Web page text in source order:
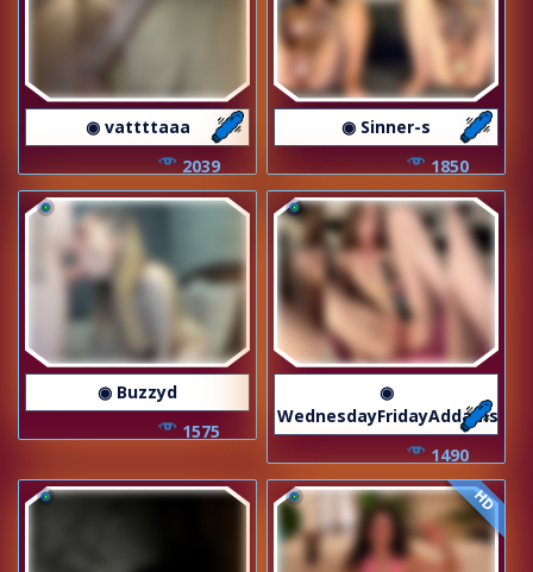
◉ vattttaaa
2039
◉ Sinner-s
1850
◉ Buzzyd
1575
◉
WednesdayFridayAddams
1490
HD